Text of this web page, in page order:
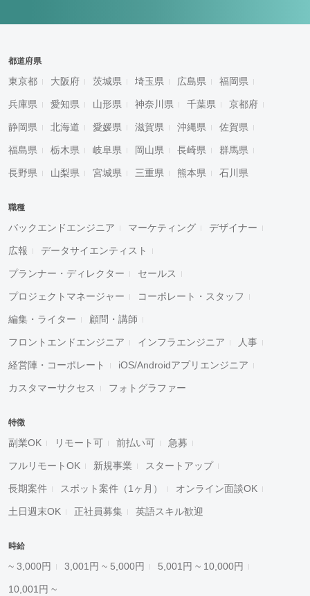
都道府県
東京都 大阪府 茨城県 埼玉県 広島県 福岡県
兵庫県 愛知県 山形県 神奈川県 千葉県 京都府
静岡県 北海道 愛媛県 滋賀県 沖縄県 佐賀県
福島県 栃木県 岐阜県 岡山県 長崎県 群馬県
長野県 山梨県 宮城県 三重県 熊本県 石川県
職種
バックエンドエンジニア マーケティング デザイナー
広報 データサイエンティスト
プランナー・ディレクター セールス
プロジェクトマネージャー コーポレート・スタッフ
編集・ライター 顧問・講師
フロントエンドエンジニア インフラエンジニア 人事
経営陣・コーポレート iOS/Androidアプリエンジニア
カスタマーサクセス フォトグラファー
特徴
副業OK リモート可 前払い可 急募
フルリモートOK 新規事業 スタートアップ
長期案件 スポット案件（1ヶ月） オンライン面談OK
土日週末OK 正社員募集 英語スキル歓迎
時給
~ 3,000円 3,001円 ~ 5,000円 5,001円 ~ 10,000円
10,001円 ~